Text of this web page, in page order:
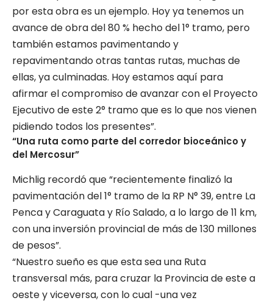
por esta obra es un ejemplo. Hoy ya tenemos un
avance de obra del 80 % hecho del 1° tramo, pero
también estamos pavimentando y
repavimentando otras tantas rutas, muchas de
ellas, ya culminadas. Hoy estamos aquí para
afirmar el compromiso de avanzar con el Proyecto
Ejecutivo de este 2° tramo que es lo que nos vienen
pidiendo todos los presentes”.
“Una ruta como parte del corredor bioceánico y
del Mercosur”
Michlig recordó que “recientemente finalizó la
pavimentación del 1° tramo de la RP N° 39, entre La
Penca y Caraguata y Río Salado, a lo largo de 11 km,
con una inversión provincial de más de 130 millones
de pesos”.
“Nuestro sueño es que esta sea una Ruta
transversal más, para cruzar la Provincia de este a
oeste y viceversa, con lo cual -una vez